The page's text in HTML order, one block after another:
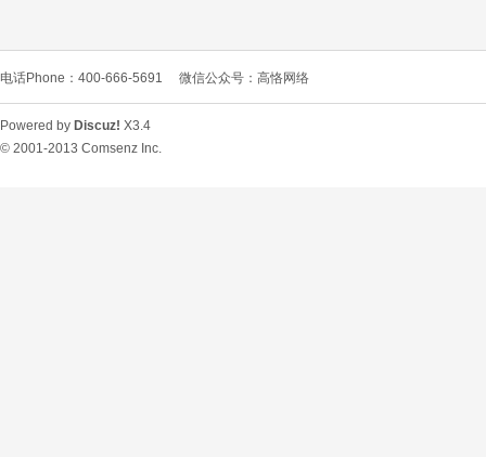
电话Phone：400-666-5691 微信公众号：高恪网络
Powered by Discuz! X3.4
© 2001-2013 Comsenz Inc.